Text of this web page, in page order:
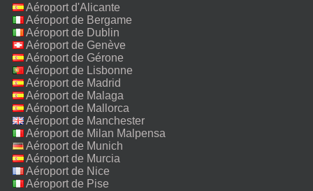
Aéroport d'Alicante
Aéroport de Bergame
Aéroport de Dublin
Aéroport de Genève
Aéroport de Gérone
Aéroport de Lisbonne
Aéroport de Madrid
Aéroport de Malaga
Aéroport de Mallorca
Aéroport de Manchester
Aéroport de Milan Malpensa
Aéroport de Munich
Aéroport de Murcia
Aéroport de Nice
Aéroport de Pise